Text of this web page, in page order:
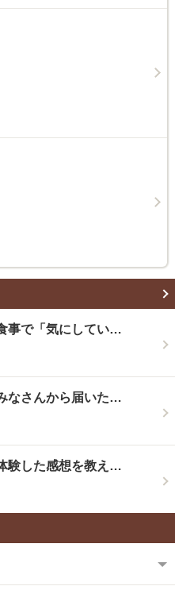
事で「気にしてい…
なさんから届いた…
験した感想を教え…